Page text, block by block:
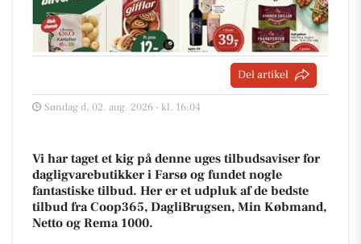
Del artikel
Søndag d. 02. aug. 2026 - kl. 16:04
Vi har taget et kig på denne uges tilbudsaviser for
dagligvarebutikker i Farsø og fundet nogle
fantastiske tilbud. Her er et udpluk af de bedste
tilbud fra Coop365, DagliBrugsen, Min Købmand,
Netto og Rema 1000.